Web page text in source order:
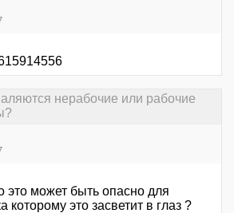
нерабочие или рабочие
это может быть опасно для
которому это засветит в глаз ?